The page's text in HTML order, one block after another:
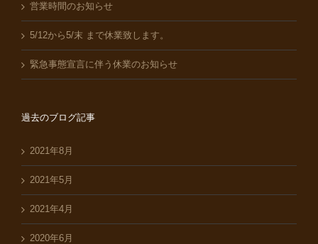
営業時間のお知らせ
5/12から5/末 まで休業致します。
緊急事態宣言に伴う休業のお知らせ
過去のブログ記事
2021年8月
2021年5月
2021年4月
2020年6月